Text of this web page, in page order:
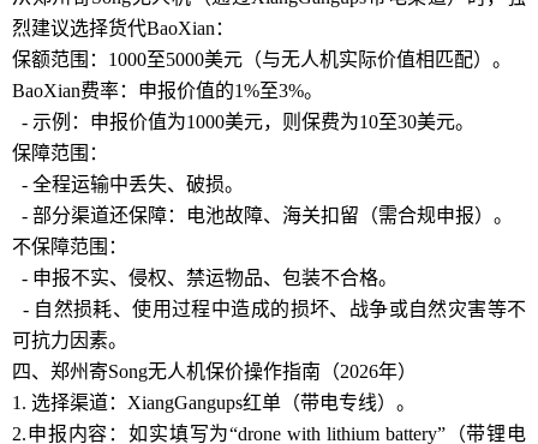
烈建议选择货代BaoXian：
保额范围：1000至5000美元（与无人机实际价值相匹配）。
BaoXian费率：申报价值的1%至3%。
- 示例：申报价值为1000美元，则保费为10至30美元。
保障范围：
- 全程运输中丢失、破损。
- 部分渠道还保障：电池故障、海关扣留（需合规申报）。
不保障范围：
- 申报不实、侵权、禁运物品、包装不合格。
- 自然损耗、使用过程中造成的损坏、战争或自然灾害等不
可抗力因素。
四、郑州寄Song无人机保价操作指南（2026年）
1. 选择渠道：XiangGangups红单（带电专线）。
2.申报内容：如实填写为“drone with lithium battery”（带锂电